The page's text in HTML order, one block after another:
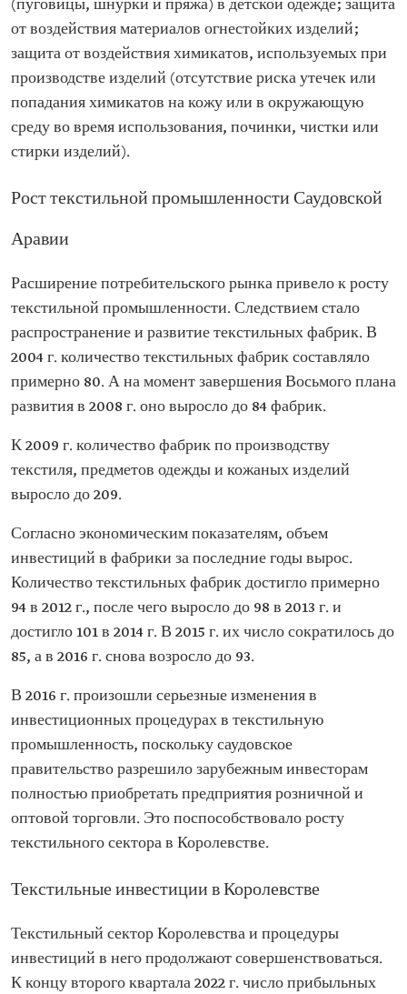
(пуговицы, шнурки и пряжа) в детской одежде; защита
от воздействия материалов огнестойких изделий;
защита от воздействия химикатов, используемых при
производстве изделий (отсутствие риска утечек или
попадания химикатов на кожу или в окружающую
среду во время использования, починки, чистки или
стирки изделий).
Рост текстильной промышленности Саудовской
Аравии
Расширение потребительского рынка привело к росту
текстильной промышленности. Следствием стало
распространение и развитие текстильных фабрик. В
2004 г. количество текстильных фабрик составляло
примерно 80. А на момент завершения Восьмого плана
развития в 2008 г. оно выросло до 84 фабрик.
К 2009 г. количество фабрик по производству
текстиля, предметов одежды и кожаных изделий
выросло до 209.
Согласно экономическим показателям, объем
инвестиций в фабрики за последние годы вырос.
Количество текстильных фабрик достигло примерно
94 в 2012 г., после чего выросло до 98 в 2013 г. и
достигло 101 в 2014 г. В 2015 г. их число сократилось до
85, а в 2016 г. снова возросло до 93.
В 2016 г. произошли серьезные изменения в
инвестиционных процедурах в текстильную
промышленность, поскольку саудовское
правительство разрешило зарубежным инвесторам
полностью приобретать предприятия розничной и
оптовой торговли. Это поспособствовало росту
текстильного сектора в Королевстве.
Текстильные инвестиции в Королевстве
Текстильный сектор Королевства и процедуры
инвестиций в него продолжают совершенствоваться.
К концу второго квартала 2022 г. число прибыльных